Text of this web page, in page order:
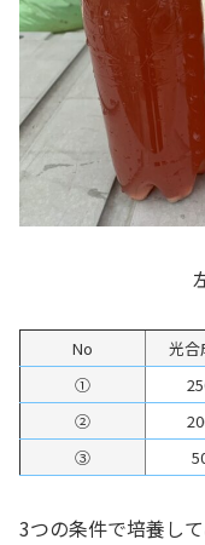
No 光合
①
②
③
3つの条件で培養し